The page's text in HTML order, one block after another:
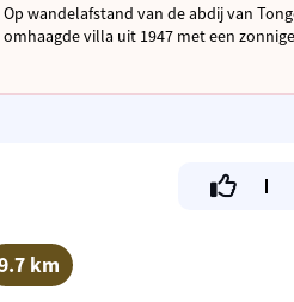
Op wandelafstand van de abdij van
omhaagde villa uit 1947 met een zonnige en groene
km